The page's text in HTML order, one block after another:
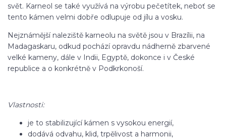
svět. Karneol se také využívá na výrobu pečetítek, neboť se
tento kámen velmi dobře odlupuje od jílu a vosku.
Nejznámější naleziště karneolu na světě jsou v Brazílii, na
Madagaskaru, odkud pochází opravdu nádherně zbarvené
velké kameny, dále v Indii, Egyptě, dokonce i v České
republice a o konkrétně v Podkrkonoší.
Vlastnosti:
je to stabilizující kámen s vysokou energií,
dodává odvahu, klid, trpělivost a harmonii,